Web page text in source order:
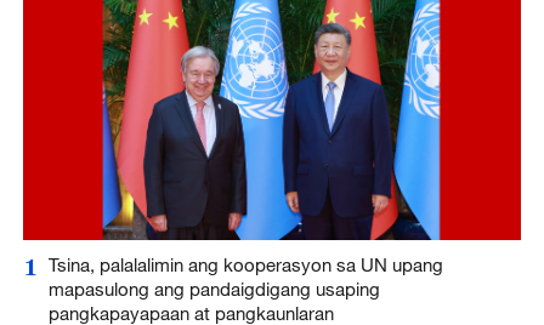
1
Tsina, palalalimin ang kooperasyon sa UN upang
mapasulong ang pandaigdigang usaping
pangkapayapaan at pangkaunlaran